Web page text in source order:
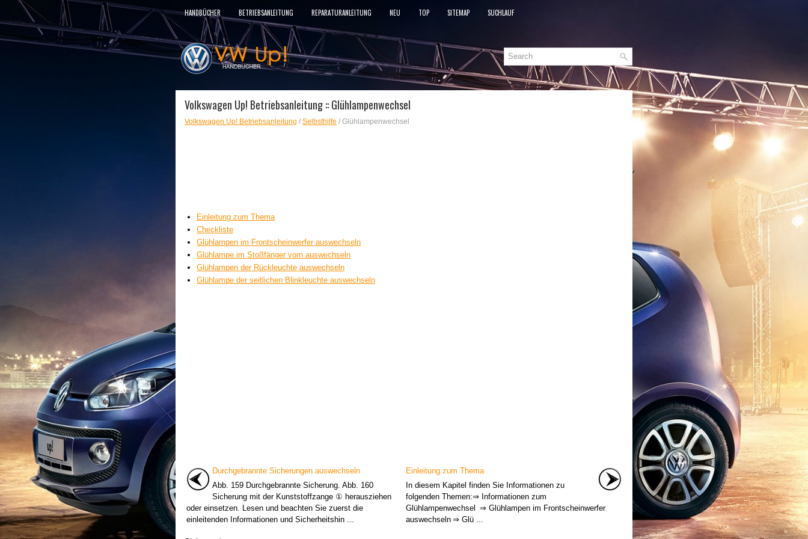
HANDBÜCHER BETRIEBSANLEITUNG REPARATURANLEITUNG NEU TOP SITEMAP SUCHLAUF
Volkswagen Up! Betriebsanleitung :: Glühlampenwechsel
Volkswagen Up! Betriebsanleitung / Selbsthilfe / Glühlampenwechsel
Einleitung zum Thema
Checkliste
Glühlampen im Frontscheinwerfer auswechseln
Glühlampe im Stoßfänger vorn auswechseln
Glühlampen der Rückleuchte auswechseln
Glühlampe der seitlichen Blinkleuchte auswechseln
Durchgebrannte Sicherungen auswechseln
Abb. 159 Durchgebrannte Sicherung. Abb. 160
Sicherung mit der Kunststoffzange ① herausziehen
oder einsetzen. Lesen und beachten Sie zuerst die
einleitenden Informationen und Sicherheitshin ...
Einleitung zum Thema
In diesem Kapitel finden Sie Informationen zu
folgenden Themen:⇒ Informationen zum
Glühlampenwechsel ⇒ Glühlampen im Frontscheinwerfer
auswechseln ⇒ Glü ...